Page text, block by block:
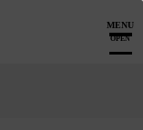
MENU
OPEN